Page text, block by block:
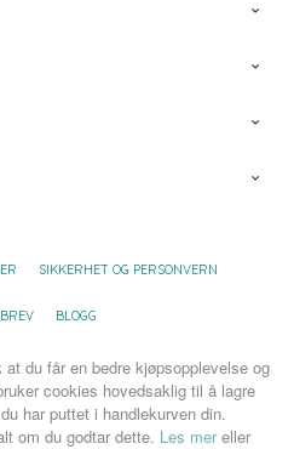
SIKKERHET OG PERSONVERN
BLOGG
du får en bedre kjøpsopplevelse og
cookies hovedsaklig til å lagre
har puttet i handlekurven din.
om du godtar dette. Les mereller